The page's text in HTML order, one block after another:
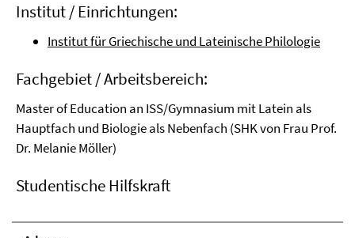
Institut / Einrichtungen:
Institut für Griechische und Lateinische Philologie
Fachgebiet / Arbeitsbereich:
Master of Education an ISS/Gymnasium mit Latein als
Hauptfach und Biologie als Nebenfach (SHK von Frau Prof.
Dr. Melanie Möller)
Studentische Hilfskraft